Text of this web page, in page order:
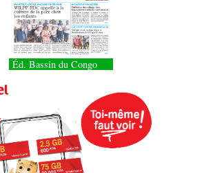
Éd. Bassin du Congo